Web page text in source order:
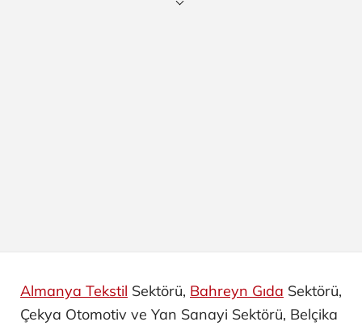
Almanya Tekstil Sektörü, Bahreyn Gıda Sektörü,
Çekya Otomotiv ve Yan Sanayi ​Sektörü, Belçika